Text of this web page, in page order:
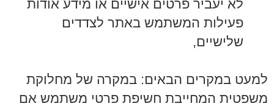
לא יעביר פרטים אישיים או מידע אודות
פעילות המשתמש באתר לצדדים
שלישיים,
למעט במקרים הבאים: במקרה של מחלוקת
משפטית המחייבת חשיפת פרטי משתמש אם